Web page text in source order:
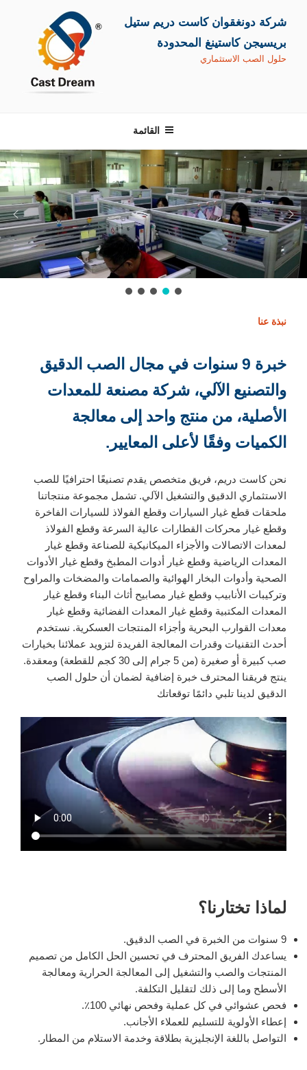
المحتوى
شركة دونغقوان كاست دريم ستيل
بريسيجن كاستينغ المحدودة
حلول الصب الاستثماري
القائمة
نبذة عنا
خبرة 9 سنوات في مجال الصب الدقيق
والتصنيع الآلي، شركة مصنعة للمعدات
الأصلية، من منتج واحد إلى معالجة
الكميات وفقًا لأعلى المعايير.
نحن كاست دريم، فريق متخصص يقدم تصنيعًا احترافيًا للصب
الاستثماري الدقيق والتشغيل الآلي. تشمل مجموعة منتجاتنا
ملحقات قطع غيار السيارات وقطع الفولاذ للسيارات الفاخرة
وقطع غيار محركات القطارات عالية السرعة وقطع الفولاذ
لمعدات الاتصالات والأجزاء الميكانيكية للصناعة وقطع غيار
المعدات الرياضية وقطع غيار أدوات المطبخ وقطع غيار الأدوات
الصحية وأدوات البخار الهوائية والصمامات والمضخات والمراوح
وتركيبات الأنابيب وقطع غيار مصابيح أثاث البناء وقطع غيار
المعدات المكتبية وقطع غيار المعدات الفضائية وقطع غيار
معدات القوارب البحرية وأجزاء المنتجات العسكرية. نستخدم
أحدث التقنيات وقدرات المعالجة الفريدة لتزويد عملائنا بخيارات
صب كبيرة أو صغيرة (من 5 جرام إلى 30 كجم للقطعة) ومعقدة.
ينتج فريقنا المحترف خبرة إضافية لضمان أن حلول الصب
الدقيق لدينا تلبي دائمًا توقعاتك
لماذا تختارنا؟
9 سنوات من الخبرة في الصب الدقيق.
يساعدك الفريق المحترف في تحسين الحل الكامل من تصميم
المنتجات والصب والتشغيل إلى المعالجة الحرارية ومعالجة
الأسطح وما إلى ذلك لتقليل التكلفة.
فحص عشوائي في كل عملية وفحص نهائي 100٪.
إعطاء الأولوية للتسليم للعملاء الأجانب.
التواصل باللغة الإنجليزية بطلاقة وخدمة الاستلام من المطار.